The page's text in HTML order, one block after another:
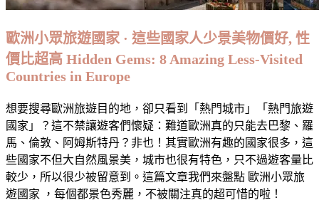
給
自
己
一
個
我
發
現
和
成
長
歐洲小眾旅遊國家 · 這些國家人少景美物價好, 性
價比超高 Hidden Gems: 8 Amazing Less-Visited
Countries in Europe
想要搜尋歐洲旅遊目的地，卻只看到「熱門城市」「熱門旅遊
國家」？這不禁讓遊客們懷疑：難道歐洲真的只能去巴黎、羅
馬、倫敦、阿姆斯特丹？非也！其實歐洲有趣的國家很多，這
些國家不但大自然風景美，城市也很有特色，只不過遊客量比
較少，所以很少被留意到。這篇文章我們來盤點 歐洲小眾旅
遊國家 ，每個都景色秀麗，不被關注真的超可惜的啦！